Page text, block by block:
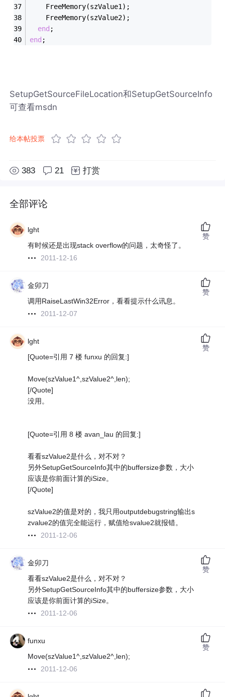
    FreeMemory(szValue1);
    FreeMemory(szValue2);
end ;
end ;
SetupGetSourceFileLocation和SetupGetSourceInfo
可查看msdn
给本帖投票
383 21 打赏
全部评论
lght
有时候还是出现stack overflow的问题，太奇怪了。
2011-12-16
赞
金卯刀
调用RaiseLastWin32Error，看看提示什么讯息。
2011-12-07
赞
lght
[Quote=引用 7 楼 funxu 的回复:]
Move(szValue1^,szValue2^,len);
[/Quote]
没用。
[Quote=引用 8 楼 avan_lau 的回复:]
看看szValue2是什么，对不对？
另外SetupGetSourceInfo其中的buffersize参数，大小
应该是你前面计算的iSize。
[/Quote]
szValue2的值是对的，我只用outputdebugstring输出s
zvalue2的值完全能运行，赋值给svalue2就报错。
2011-12-06
赞
金卯刀
看看szValue2是什么，对不对？
另外SetupGetSourceInfo其中的buffersize参数，大小
应该是你前面计算的iSize。
2011-12-06
赞
funxu
Move(szValue1^,szValue2^,len);
2011-12-06
赞